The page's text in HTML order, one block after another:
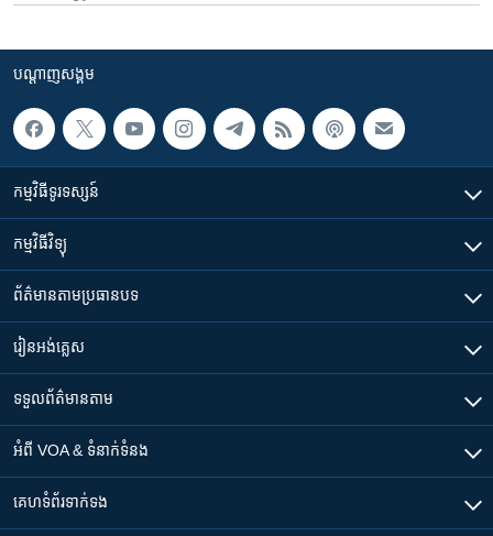
បណ្តាញ​សង្គម
កម្មវិធី​ទូរទស្សន៍
កម្មវិធី​វិទ្យុ
ព័ត៌មាន​តាមប្រធានបទ​
រៀន​​អង់គ្លេស
ទទួល​ព័ត៌មាន​តាម
អំពី​ VOA & ទំនាក់ទំនង
គេហទំព័រ​​ទាក់ទង